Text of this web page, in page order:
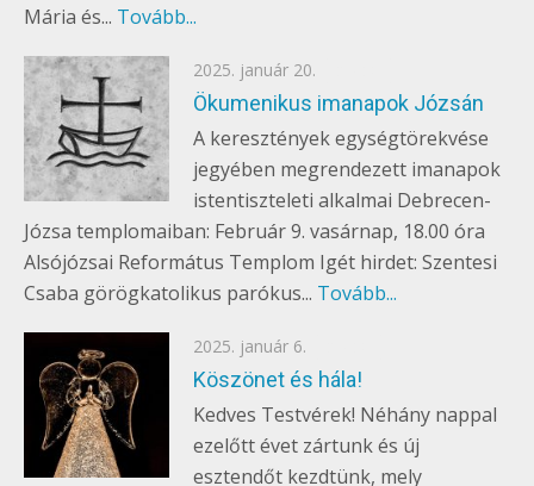
Mária és... Tovább...
Posted
on
2025. január 20.
Ökumenikus imanapok Józsán
A keresztények egységtörekvése
jegyében megrendezett imanapok
istentiszteleti alkalmai Debrecen-
Józsa templomaiban: Február 9. vasárnap, 18.00 óra
Alsójózsai Református Templom Igét hirdet: Szentesi
Csaba görögkatolikus parókus... Tovább...
Posted
on
2025. január 6.
Köszönet és hála!
Kedves Testvérek! Néhány nappal
ezelőtt évet zártunk és új
esztendőt kezdtünk, mely